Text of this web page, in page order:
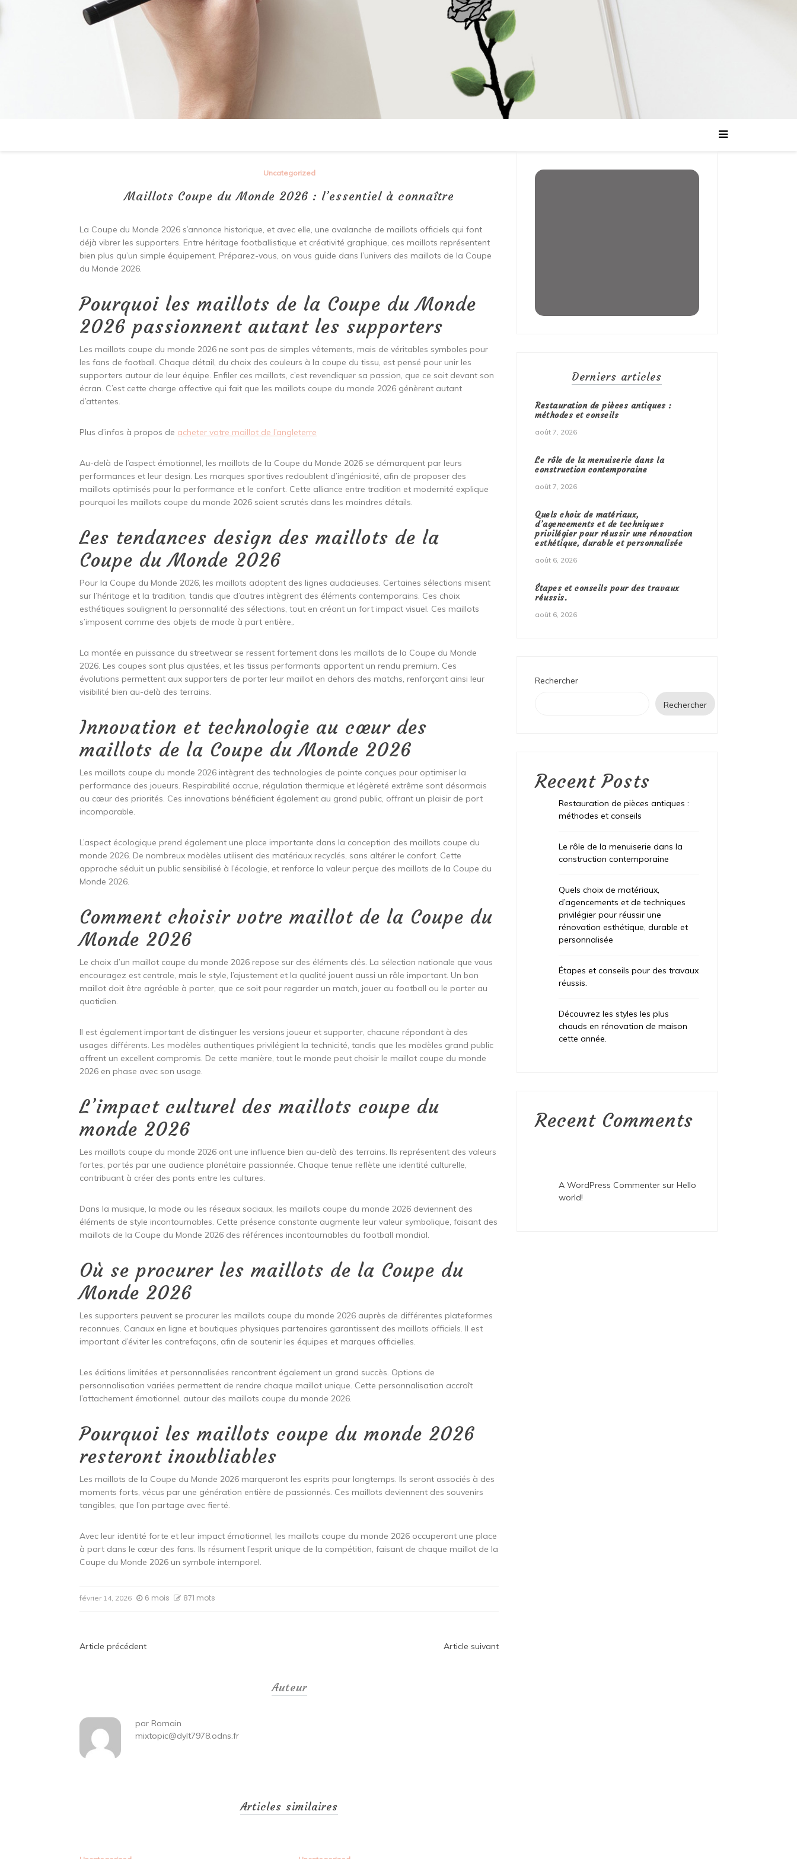
Uncategorized
Maillots Coupe du Monde 2026 : l’essentiel à connaître
La Coupe du Monde 2026 s’annonce historique, et avec elle, une avalanche de maillots officiels qui font
déjà vibrer les supporters. Entre héritage footballistique et créativité graphique, ces maillots représentent
bien plus qu’un simple équipement. Préparez-vous, on vous guide dans l’univers des maillots de la Coupe
du Monde 2026.
Pourquoi les maillots de la Coupe du Monde
2026 passionnent autant les supporters
Les maillots coupe du monde 2026 ne sont pas de simples vêtements, mais de véritables symboles pour
les fans de football. Chaque détail, du choix des couleurs à la coupe du tissu, est pensé pour unir les
supporters autour de leur équipe. Enfiler ces maillots, c’est revendiquer sa passion, que ce soit devant son
écran. C’est cette charge affective qui fait que les maillots coupe du monde 2026 génèrent autant
d’attentes.
Plus d’infos à propos de acheter votre maillot de l’angleterre
Au-delà de l’aspect émotionnel, les maillots de la Coupe du Monde 2026 se démarquent par leurs
performances et leur design. Les marques sportives redoublent d’ingéniosité, afin de proposer des
maillots optimisés pour la performance et le confort. Cette alliance entre tradition et modernité explique
pourquoi les maillots coupe du monde 2026 soient scrutés dans les moindres détails.
Les tendances design des maillots de la
Coupe du Monde 2026
Pour la Coupe du Monde 2026, les maillots adoptent des lignes audacieuses. Certaines sélections misent
sur l’héritage et la tradition, tandis que d’autres intègrent des éléments contemporains. Ces choix
esthétiques soulignent la personnalité des sélections, tout en créant un fort impact visuel. Ces maillots
s’imposent comme des objets de mode à part entière,.
La montée en puissance du streetwear se ressent fortement dans les maillots de la Coupe du Monde
2026. Les coupes sont plus ajustées, et les tissus performants apportent un rendu premium. Ces
évolutions permettent aux supporters de porter leur maillot en dehors des matchs, renforçant ainsi leur
visibilité bien au-delà des terrains.
Innovation et technologie au cœur des
maillots de la Coupe du Monde 2026
Les maillots coupe du monde 2026 intègrent des technologies de pointe conçues pour optimiser la
performance des joueurs. Respirabilité accrue, régulation thermique et légèreté extrême sont désormais
au cœur des priorités. Ces innovations bénéficient également au grand public, offrant un plaisir de port
incomparable.
L’aspect écologique prend également une place importante dans la conception des maillots coupe du
monde 2026. De nombreux modèles utilisent des matériaux recyclés, sans altérer le confort. Cette
approche séduit un public sensibilisé à l’écologie, et renforce la valeur perçue des maillots de la Coupe du
Monde 2026.
Comment choisir votre maillot de la Coupe du
Monde 2026
Le choix d’un maillot coupe du monde 2026 repose sur des éléments clés. La sélection nationale que vous
encouragez est centrale, mais le style, l’ajustement et la qualité jouent aussi un rôle important. Un bon
maillot doit être agréable à porter, que ce soit pour regarder un match, jouer au football ou le porter au
quotidien.
Il est également important de distinguer les versions joueur et supporter, chacune répondant à des
usages différents. Les modèles authentiques privilégient la technicité, tandis que les modèles grand public
offrent un excellent compromis. De cette manière, tout le monde peut choisir le maillot coupe du monde
2026 en phase avec son usage.
L’impact culturel des maillots coupe du
monde 2026
Les maillots coupe du monde 2026 ont une influence bien au-delà des terrains. Ils représentent des valeurs
fortes, portés par une audience planétaire passionnée. Chaque tenue reflète une identité culturelle,
contribuant à créer des ponts entre les cultures.
Dans la musique, la mode ou les réseaux sociaux, les maillots coupe du monde 2026 deviennent des
éléments de style incontournables. Cette présence constante augmente leur valeur symbolique, faisant des
maillots de la Coupe du Monde 2026 des références incontournables du football mondial.
Où se procurer les maillots de la Coupe du
Monde 2026
Les supporters peuvent se procurer les maillots coupe du monde 2026 auprès de différentes plateformes
reconnues. Canaux en ligne et boutiques physiques partenaires garantissent des maillots officiels. Il est
important d’éviter les contrefaçons, afin de soutenir les équipes et marques officielles.
Les éditions limitées et personnalisées rencontrent également un grand succès. Options de
personnalisation variées permettent de rendre chaque maillot unique. Cette personnalisation accroît
l’attachement émotionnel, autour des maillots coupe du monde 2026.
Pourquoi les maillots coupe du monde 2026
resteront inoubliables
Les maillots de la Coupe du Monde 2026 marqueront les esprits pour longtemps. Ils seront associés à des
moments forts, vécus par une génération entière de passionnés. Ces maillots deviennent des souvenirs
tangibles, que l’on partage avec fierté.
Avec leur identité forte et leur impact émotionnel, les maillots coupe du monde 2026 occuperont une place
à part dans le cœur des fans. Ils résument l’esprit unique de la compétition, faisant de chaque maillot de la
Coupe du Monde 2026 un symbole intemporel.
février 14, 2026 6 mois 871 mots
Navigation
Article précédent Article suivant
Auteur
par Romain
mixtopic@dylt7978.odns.fr
Articles similaires
Derniers articles
Restauration de pièces antiques :
méthodes et conseils
août 7, 2026
Le rôle de la menuiserie dans la
construction contemporaine
août 7, 2026
Quels choix de matériaux,
d’agencements et de techniques
privilégier pour réussir une rénovation
esthétique, durable et personnalisée
août 6, 2026
Étapes et conseils pour des travaux
réussis.
août 6, 2026
Rechercher
Rechercher
Recent Posts
Restauration de pièces antiques :
méthodes et conseils
Le rôle de la menuiserie dans la
construction contemporaine
Quels choix de matériaux,
d’agencements et de techniques
privilégier pour réussir une
rénovation esthétique, durable et
personnalisée
Étapes et conseils pour des travaux
réussis.
Découvrez les styles les plus
chauds en rénovation de maison
cette année.
Recent Comments
A WordPress Commenter surHello
world!